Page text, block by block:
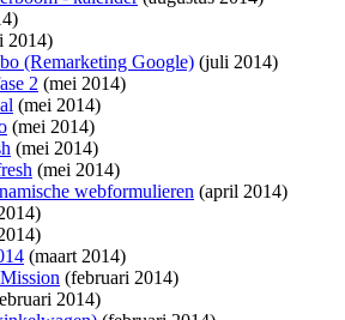
2014)
(Remarketing Google) (juli 2014)
2 (mei 2014)
(mei 2014)
(mei 2014)
(mei 2014)
(mei 2014)
webformulieren (april 2014)
(maart 2014)
(februari 2014)
2014)